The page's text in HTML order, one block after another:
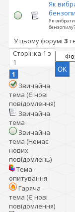
Як
Як вибрати
бензопилу?
У цьому форумі 3
Сторінка 1 з
1
1
Звичайна
тема (Є нові
повідомлення)
Звичайна
тема
Звичайна
тема (Немає
нових
повідомлень)
Тема -
опитування
Гаряча
тема (Є нові
повідомлення)